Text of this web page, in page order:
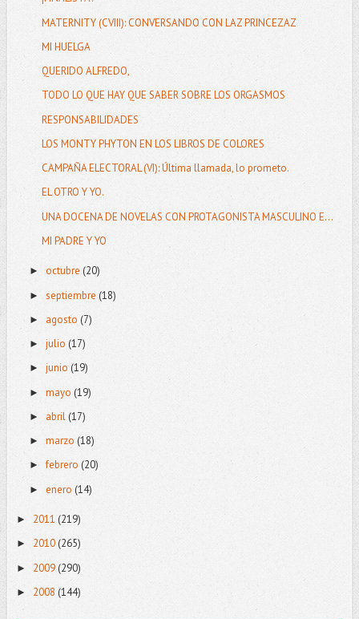
MATERNITY (CVIII): CONVERSANDO CON LAZ PRINCEZAZ
MI HUELGA
QUERIDO ALFREDO,
TODO LO QUE HAY QUE SABER SOBRE LOS ORGASMOS
RESPONSABILIDADES
LOS MONTY PHYTON EN LOS LIBROS DE COLORES
CAMPAÑA ELECTORAL (VI): Última llamada, lo prometo.
EL OTRO Y YO.
UNA DOCENA DE NOVELAS CON PROTAGONISTA MASCULINO E...
MI PADRE Y YO
► octubre (20)
► septiembre (18)
► agosto (7)
► julio (17)
► junio (19)
► mayo (19)
► abril(17)
► marzo (18)
►febrero (20)
► enero (14)
► 2011 (219)
► 2010 (265)
► 2009 (290)
► 2008 (144)